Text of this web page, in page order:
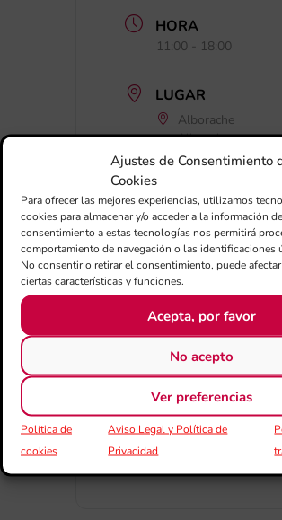
Ajustes de Consentimiento
Cookies
Para ofrecer las mejores experiencias, utilizamos
cookies para almacenar y/o acceder a la información
consentimiento a estas tecnologías nos permitirá
comportamiento de navegación o las identificaciones
No consentir o retirar el consentimiento, puede
ciertas características y funciones.
Acepta, por favor
No acepto
Ver preferencias
Política de
cookies
Aviso Legal y Política de
Privacidad
HORA
11:00 - 18:00
LUGAR
Alborache
Alborache
CATEGORÍA
Conciertos
+ Añadir a Google Calendar
+ exportación iCal / Outlook